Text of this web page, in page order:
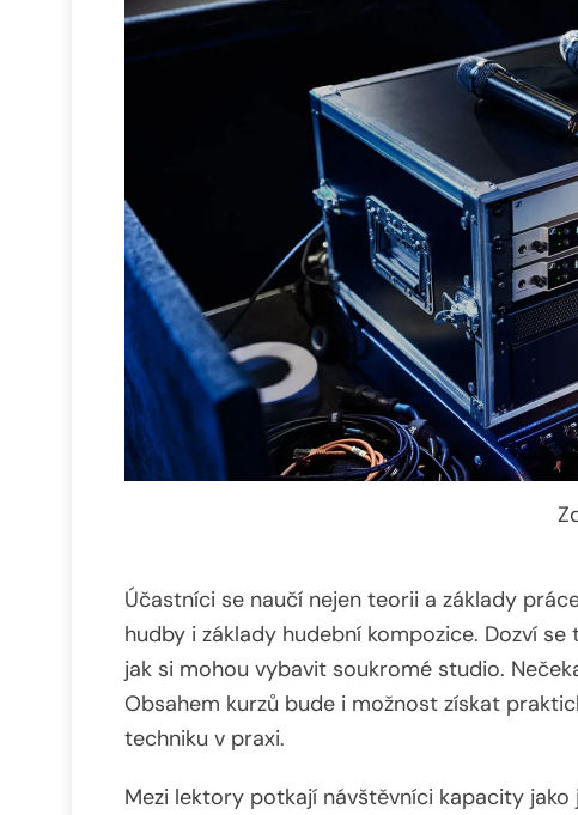
Účastníci se naučí nejen teorii a základy
hudby i základy hudební kompozice. Dozví
jak si mohou vybavit soukromé studio.
Obsahem kurzů bude i možnost získat
techniku v praxi.
Mezi lektory potkají návštěvníci kapacity